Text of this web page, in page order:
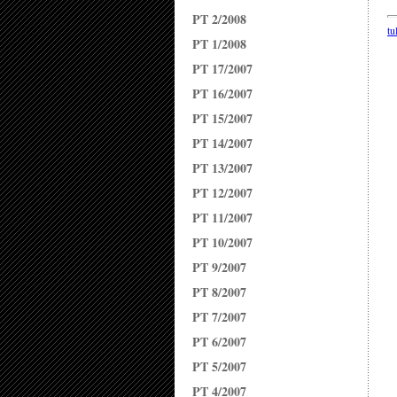
PT 2/2008
PT 1/2008
PT 17/2007
PT 16/2007
PT 15/2007
PT 14/2007
PT 13/2007
PT 12/2007
PT 11/2007
PT 10/2007
PT 9/2007
PT 8/2007
PT 7/2007
PT 6/2007
PT 5/2007
PT 4/2007